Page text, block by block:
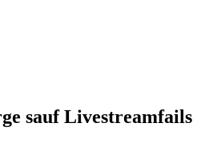
sauf Livestreamfails